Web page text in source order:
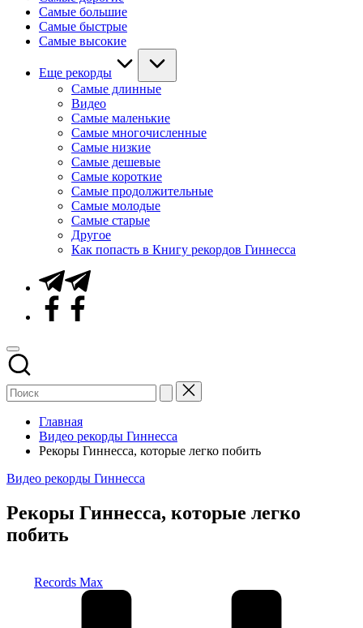
Самые большие
Самые быстрые
Самые высокие
Еще рекорды
Самые длинные
Видео
Самые маленькие
Самые многочисленные
Самые низкие
Самые дешевые
Самые короткие
Самые продолжительные
Самые молодые
Самые старые
Другое
Как попасть в Книгу рекордов Гиннесса
Telegram
Facebook
Главная
Видео рекорды Гиннесса
Рекоры Гиннесса, которые легко побить
Опубликовано
Видео рекорды Гиннесса
Рекоры Гиннесса, которые легко
побить
Records Max